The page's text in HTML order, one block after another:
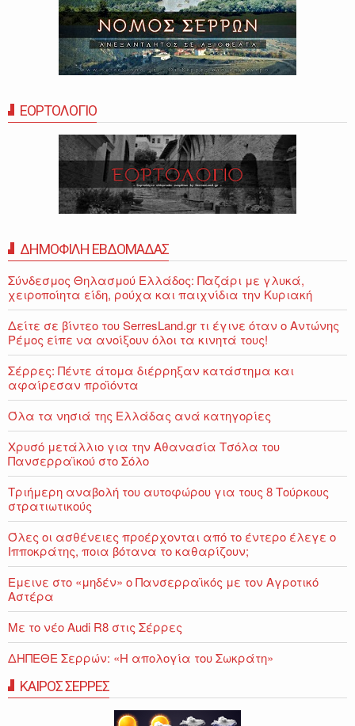
ΕΟΡΤΟΛΟΓΙΟ
ΔΗΜΟΦΙΛΗ ΕΒΔΟΜΑΔΑΣ
Σύνδεσμος Θηλασμού Ελλάδος: Παζάρι με γλυκά,
χειροποίητα είδη, ρούχα και παιχνίδια την Κυριακή
Δείτε σε βίντεο του SerresLand.gr τι έγινε όταν ο Αντώνης
Ρέμος είπε να ανοίξουν όλοι τα κινητά τους!
Σέρρες: Πέντε άτομα διέρρηξαν κατάστημα και
αφαίρεσαν προϊόντα
Όλα τα νησιά της Ελλάδας ανά κατηγορίες
Χρυσό μετάλλιο για την Αθανασία Τσόλα του
Πανσερραϊκού στο Σόλο
Τριήμερη αναβολή του αυτοφώρου για τους 8 Τούρκους
στρατιωτικούς
Όλες οι ασθένειες προέρχονται από το έντερο έλεγε ο
Ιπποκράτης, ποια βότανα το καθαρίζουν;
Εμεινε στο «μηδέν» o Πανσερραϊκός με τον Αγροτικό
Αστέρα
Με το νέο Audi R8 στις Σέρρες
ΔΗΠΕΘΕ Σερρών: «Η απολογία του Σωκράτη»
ΚΑΙΡΟΣ ΣΕΡΡΕΣ